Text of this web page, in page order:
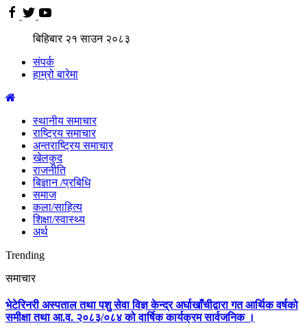
बिहिबार २१साउन २०८३
संपर्क
हाम्रो बारेमा
स्थानीय समाचार
राष्ट्रिय समाचार
अन्तराष्ट्रिय समाचार
खेलकुद
राजनीति
बिज्ञान /प्रबिधि
समाज
कला/साहित्य
शिक्षा/स्वास्थ्य
अर्थ
Trending
समाचार
भेटेरिनरी अस्पताल तथा पशु सेवा विज्ञ केन्द्र अर्घाखाँचीद्वारा गत आर्थिक वर्षको
समीक्षा तथा आ.व. २०८३/०८४ को वार्षिक कार्यक्रम सार्वजनिक ।